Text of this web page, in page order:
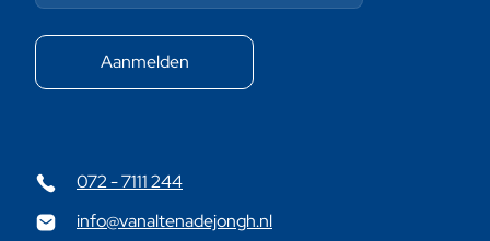
072 - 7111 244
info@vanaltenadejongh.nl